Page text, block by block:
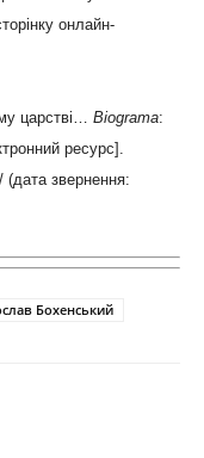
онлайн-
царстві… Biograma:
ресурс].
звернення:
Бохенський